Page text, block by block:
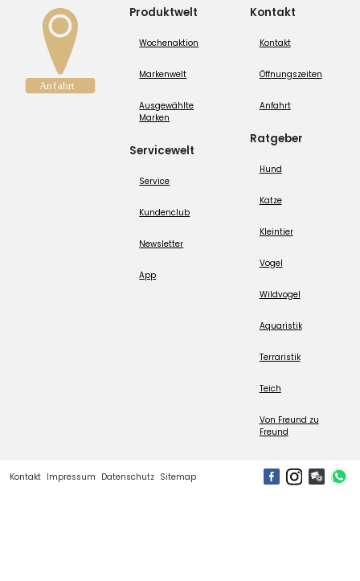
Produktwelt
Wochenaktion
Markenwelt
Ausgewählte
Marken
Servicewelt
Service
Kundenclub
Newsletter
App
Kontakt
Kontakt
Öffnungszeiten
Anfahrt
Ratgeber
Hund
Katze
Kleintier
Vogel
Wildvogel
Aquaristik
Terraristik
Teich
Von Freund zu
Freund
Kontakt Impressum Datenschutz Sitemap